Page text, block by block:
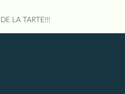
LA TARTE!!!